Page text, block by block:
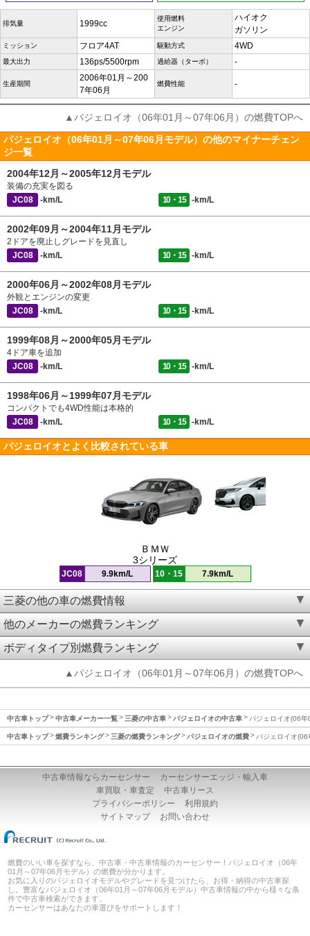
排気量 1999cc
使用燃料
エンジン
ハイオク
ガソリン
ミッション フロア4AT 駆動方式 4WD
最大出力 136ps/5500rpm 過給器（ターボ） -
生産期間
2006年01月～200
7年06月
燃費性能 -
▲パジェロイオ（06年01月～07年06月）の燃費TOPへ
パジェロイオ（06年01月～07年06月モデル）の他のマイナーチェン
ジ一覧
2004年12月～2005年12月モデル
装備の充実を図る
JC08
-km/L 10・15 -km/L
2002年09月～2004年11月モデル
2ドアを廃止しグレードを見直し
JC08
-km/L 10・15 -km/L
2000年06月～2002年08月モデル
外観とエンジンの変更
JC08
-km/L 10・15 -km/L
1999年08月～2000年05月モデル
4ドア車を追加
JC08
-km/L 10・15 -km/L
1998年06月～1999年07月モデル
コンパクトでも4WD性能は本格的
JC08
-km/L 10・15 -km/L
パジェロイオとよく比較されている車
ＢＭＷ
3シリーズ
JC08 9.9km/L 10・15 7.9km/L
三菱の他の車の燃費情報
他のメーカーの燃費ランキング
ボディタイプ別燃費ランキング
▲パジェロイオ（06年01月～07年06月）の燃費TOPへ
中古車トップ 中古車メーカー一覧 三菱の中古車 パジェロイオの中古車 パジェロイオ(06
中古車トップ 燃費ランキング 三菱の燃費ランキング パジェロイオの燃費 パジェロイオ
中古車情報ならカーセンサー
カーセンサーエッジ・輸入車
車買取・車査定
中古車リース
プライバシーポリシー
利用規約
サイトマップ
お問い合わせ
燃費のいい車を探すなら、中古車・中古車情報のカーセンサー！パジェロイオ（06年
01月～07年06月モデル）の燃費が分かります。
お気に入りのパジェロイオモデルやグレードを見つけたら、お得・納得の中古車探
し。豊富なパジェロイオ（06年01月～07年06月モデル）中古車情報の中から様々な条
件で中古車検索ができます。
カーセンサーはあなたの車選びをサポートします！